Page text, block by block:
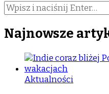
Szukasz
czegoś?
Najnowsze
Aktualności